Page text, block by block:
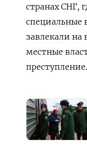
странах СНГ,
специальные
завлекали на
местные
преступление.